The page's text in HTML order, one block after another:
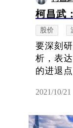
柯昌武
股价
要深刻
析，表
的进退
2021/10/21